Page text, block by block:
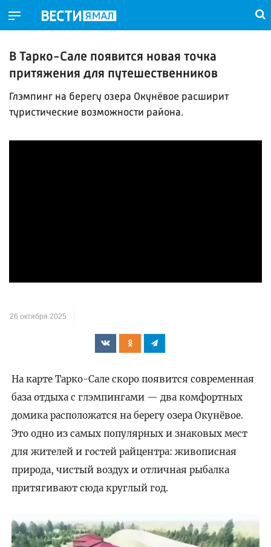
В Тарко-Сале появится новая точка
притяжения для путешественников
Глэмпинг на берегу озера Окунёвое расширит
туристические возможности района.
26 октября 2025
На карте Тарко-Сале скоро появится современная
база отдыха с глэмпингами — два комфортных
домика расположатся на берегу озера Окунёвое.
Это одно из самых популярных и знаковых мест
для жителей и гостей райцентра: живописная
природа, чистый воздух и отличная рыбалка
притягивают сюда круглый год.